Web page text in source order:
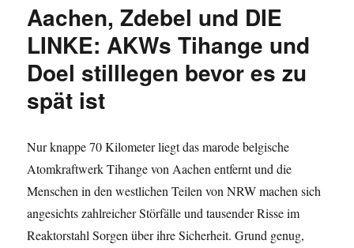
Aachen, Zdebel und DIE
LINKE: AKWs Tihange und
Doel stilllegen bevor es zu
spät ist
Nur knappe 70 Kilometer liegt das marode belgische
Atomkraftwerk Tihange von Aachen entfernt und die
Menschen in den westlichen Teilen von NRW machen sich
angesichts zahlreicher Störfälle und tausender Risse im
Reaktorstahl Sorgen über ihre Sicherheit. Grund genug,